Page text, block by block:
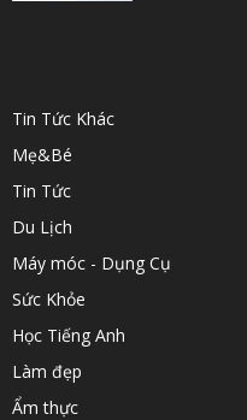
Tin Tức Khác
Mẹ&Bé
Tin Tức
Du Lịch
Máy móc - Dụng Cụ
Sức Khỏe
Học Tiếng Anh
Làm đẹp
Ẩm thực